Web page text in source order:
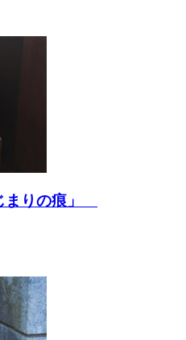
まりの痕」